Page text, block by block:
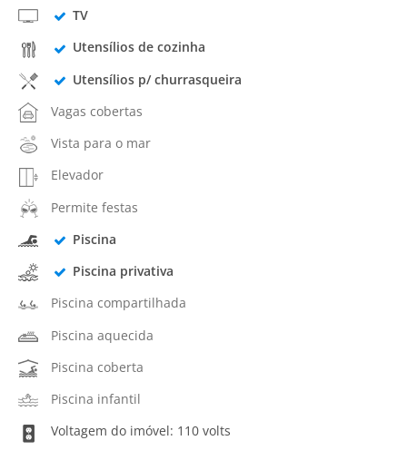
TV
Utensílios de cozinha
Utensílios p/ churrasqueira
Vagas cobertas
Vista para o mar
Elevador
Permite festas
Piscina
Piscina privativa
Piscina compartilhada
Piscina aquecida
Piscina coberta
Piscina infantil
Voltagem do imóvel: 110 volts